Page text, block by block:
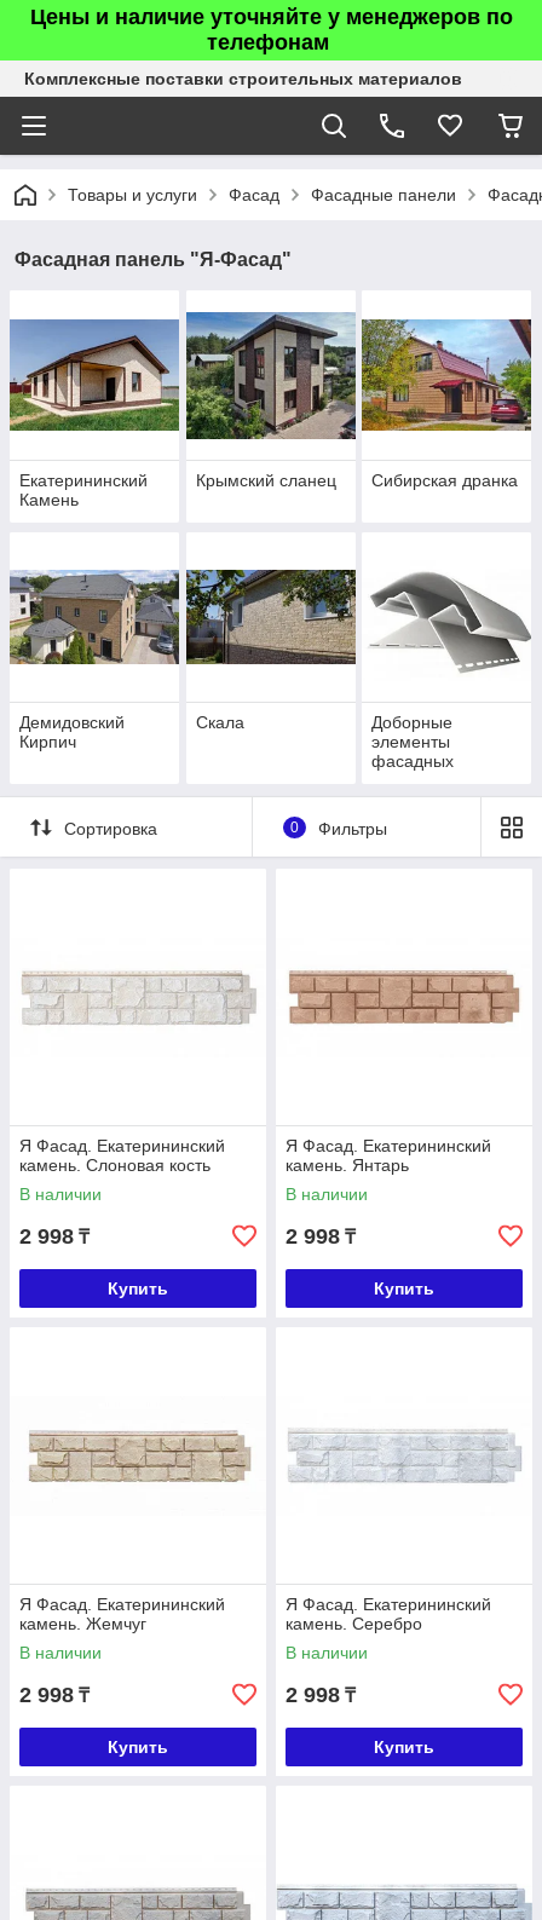
Цены и наличие уточняйте у менеджеров по
телефонам
Комплексные поставки строительных материалов
Товары и услуги Фасад Фасадные панели
Фасадная панель "Я-Фасад"
Екатерининский
Камень
Крымский сланец Сибирская дранка
Демидовский
Кирпич
Скала
Доборные
элементы
фасадных
Фасад"
Сортировка
0 Фильтры
Я Фасад. Екатерининский
камень. Слоновая кость
В наличии
2 998 ₸
Купить
Я Фасад. Екатерининский
камень. Янтарь
В наличии
2 998 ₸
Купить
Я Фасад. Екатерининский
камень. Жемчуг
В наличии
2 998 ₸
Купить
Я Фасад. Екатерининский
камень. Серебро
В наличии
2 998 ₸
Купить